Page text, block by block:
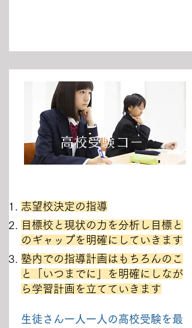
高校受験コー
ス
志望校決定の指導
目標校と現状の力を分析し目標と
のギャップを明確にしていきます
塾内での指導計画はもちろんのこ
と「いつまでに」を明確にしなが
ら学習計画を立てていきます
生徒さん一人一人の高校受験を最